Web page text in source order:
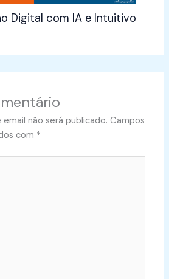
Digital com IA e Intuitivo
não será publicado. Campos
com *